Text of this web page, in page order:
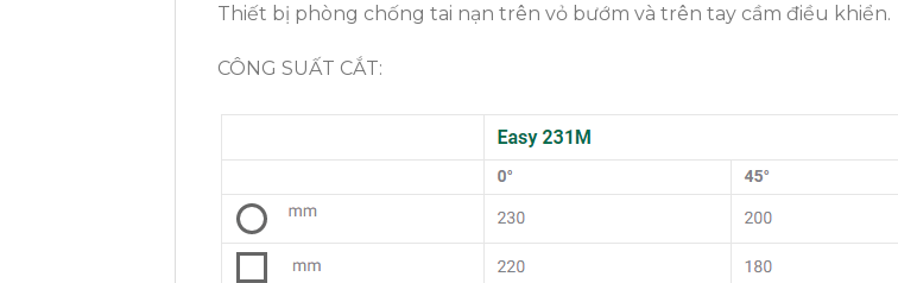
Thiết bị phòng chống tai nạn trên vỏ bướm và trên tay cầm điều khiển.
CÔNG SUẤT CẮT: